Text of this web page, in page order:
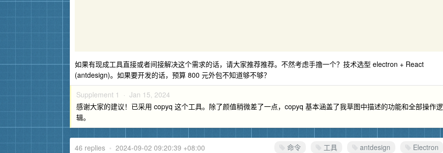
如果有现成工具直接或者间接解决这个需求的话，请大家推荐推荐。不然考虑手撸一个？技术选型 electron + React
(antdesign)。如果要开发的话，预算 800 元外包不知道够不够？
Supplement 1 · Jan 15, 2024
感谢大家的建议！已采用 copyq 这个工具。除了颜值稍微差了一点，copyq 基本涵盖了我草图中描述的功能和全部操作逻
辑。
命令 工具 antdesign Electron
46 replies • 2024-09-02 09:20:39 +08:00